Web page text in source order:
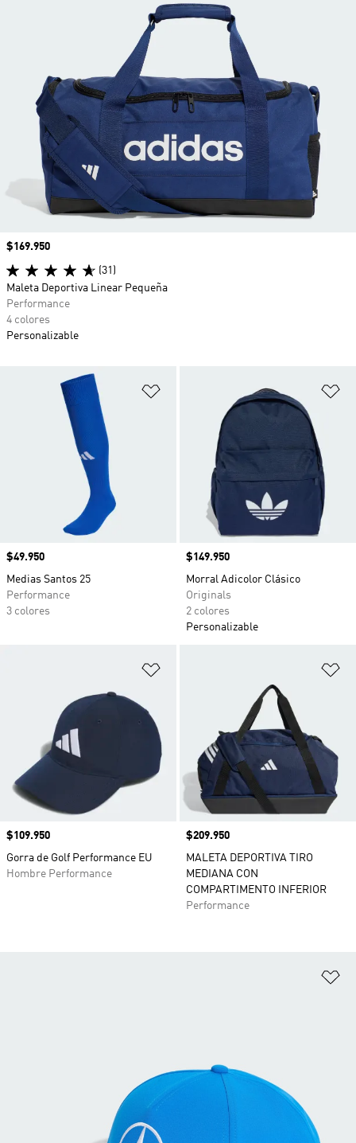
Añadir a la lista de deseos
Precio
$49.950
Medias Santos 25
Performance
3 colores
Precio
$149.950
Morral Adicolor Clásico
Originals
2 colores
Personalizable
Precio
$109.950
Gorra de Golf Performance EU
Hombre Performance
Precio
$209.950
MALETA DEPORTIVA TIRO
MEDIANA CON
COMPARTIMENTO INFERIOR
Performance
Precio
$169.950
(31)
Maleta Deportiva Linear Pequeña
Performance
4 colores
Personalizable